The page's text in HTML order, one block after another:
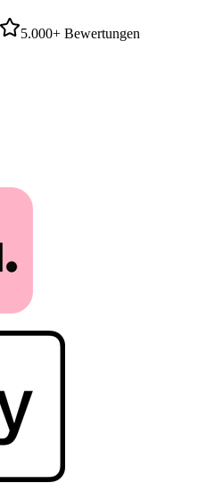
5.000+ Bewertungen